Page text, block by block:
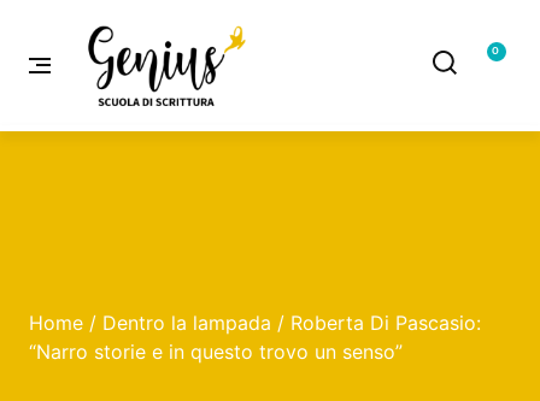
0
Home / Dentro la lampada / Roberta Di Pascasio:
“Narro storie e in questo trovo un senso”